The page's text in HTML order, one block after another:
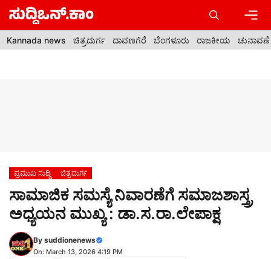
Skip
content
Kannada news ಚಿತ್ರದುರ್ಗ ದಾವಣಗೆರೆ ಬೆಂಗಳೂರು ರಾಜಕೀಯ ಚುನಾವಣೆ
ಪ್ರಮುಖ ಸುದ್ದಿ ಚಿತ್ರದುರ್ಗ
ಸಾಮಾಜಿಕ ಸಮಸ್ಯೆ ನಿವಾರಣೆಗೆ ಸಮಾಜಶಾಸ್ತ್ರ
ಅಧ್ಯಯನ ಮುಖ್ಯ : ಡಾ.ಸ.ರಾ.ಲೇಪಾಕ್ಷ
By suddionenews
On: March 13, 2026 4:19 PM